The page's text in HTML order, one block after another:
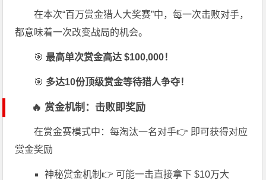
在本次“百万赏金猎人大奖赛”中，每一次击败对手，
都意味着一次改变战局的机会。
🎯最高单次赏金高达 $100,000！
🎯 多达10份顶级赏金等待猎人争夺！
🔥 赏金机制：击败即奖励
在赏金赛模式中：每淘汰一名对手👉 即可获得对应
赏金奖励
神秘赏金机制👉 可能一击直接拿下 $10万大